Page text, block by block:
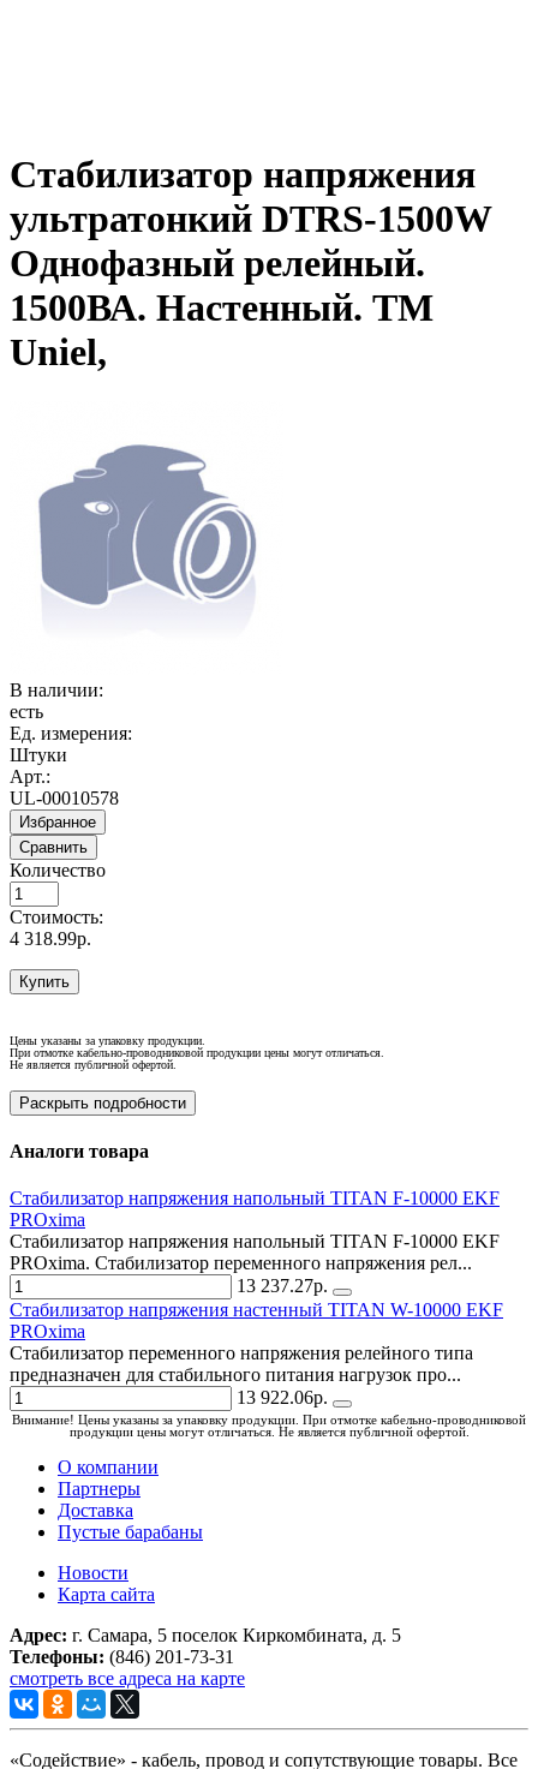
Стабилизатор напряжения
ультратонкий DTRS-1500W
Однофазный релейный.
1500ВА. Настенный. TM
Uniel,
В наличии:
есть
Ед. измерения:
Штуки
Арт.:
UL-00010578
Избранное
Сравнить
Количество
Стоимость:
4 318.99р.
Купить
Цены указаны за упаковку продукции.
При отмотке кабельно-проводниковой продукции цены могут отличаться.
Не является публичной офертой.
Раскрыть подробности
Аналоги товара
Стабилизатор напряжения напольный TITAN F-10000 EKF
PROxima
Стабилизатор напряжения напольный TITAN F-10000 EKF
PROxima. Стабилизатор переменного напряжения рел...
13 237.27р.
Стабилизатор напряжения настенный TITAN W-10000 EKF
PROxima
Стабилизатор переменного напряжения релейного типа
предназначен для стабильного питания нагрузок про...
13 922.06р.
Внимание! Цены указаны за упаковку продукции. При отмотке кабельно-проводниковой
продукции цены могут отличаться. Не является публичной офертой.
О компании
Партнеры
Доставка
Пустые барабаны
Новости
Карта сайта
Адрес: г. Самара, 5 поселок Киркомбината, д. 5
Телефоны: (846) 201-73-31
смотреть все адреса на карте
«Содействие» - кабель, провод и сопутствующие товары. Все